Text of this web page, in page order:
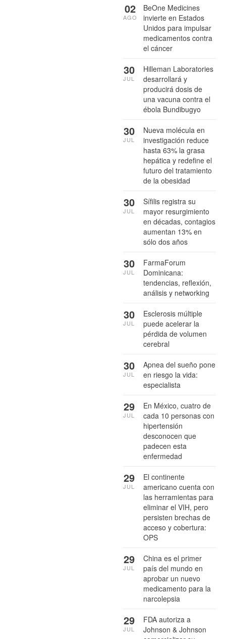
BeOne Medicines
invierte en Estados
Unidos para impulsar
medicamentos contra
el cáncer
02
AGO
Hilleman Laboratories
desarrollará y
producirá dosis de
una vacuna contra el
ébola Bundibugyo
30
JUL
Nueva molécula en
investigación reduce
hasta 63% la grasa
hepática y redefine el
futuro del tratamiento
de la obesidad
30
JUL
Sífilis registra su
mayor resurgimiento
en décadas, contagios
aumentan 13% en
sólo dos años
30
JUL
FarmaForum
Dominicana:
tendencias, reflexión,
análisis y networking
30
JUL
Esclerosis múltiple
puede acelerar la
pérdida de volumen
cerebral
30
JUL
Apnea del sueño pone
en riesgo la vida:
especialista
30
JUL
En México, cuatro de
cada 10 personas con
hipertensión
desconocen que
padecen esta
enfermedad
29
JUL
El continente
americano cuenta con
las herramientas para
eliminar el VIH, pero
persisten brechas de
acceso y cobertura:
OPS
29
JUL
China es el primer
país del mundo en
aprobar un nuevo
medicamento para la
narcolepsia
29
JUL
FDA autoriza a
Johnson & Johnson
29
JUL